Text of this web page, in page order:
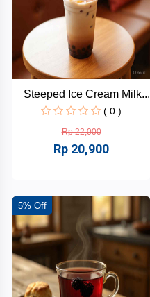
Steeped Ice Cream Milk...
( 0 )
Rp 22,000
Rp 20,900
5% Off